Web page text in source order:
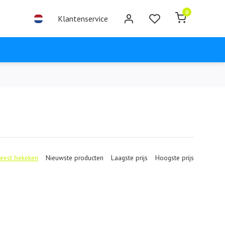
Klantenservice
0
bekeken Nieuwste producten Laagste prijs Hoogste prijs